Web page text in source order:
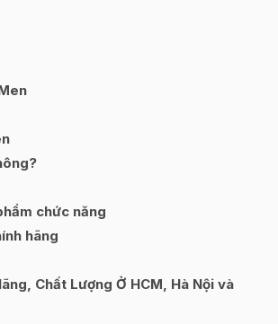
chức năng
hãng
Chất Lượng Ở HCM, Hà Nội và